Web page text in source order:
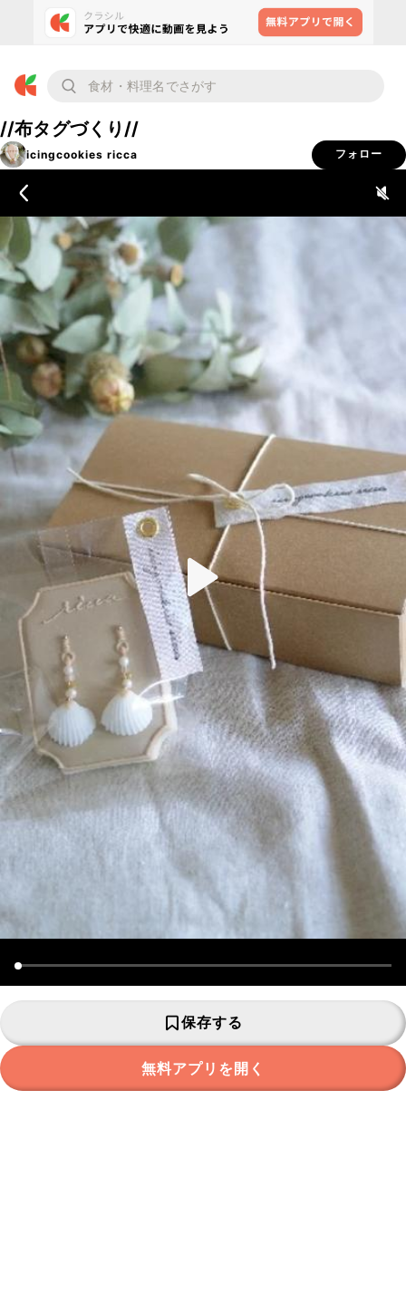
//布タグづくり//
icingcookies ricca フォロー
保存する
無料アプリを開く